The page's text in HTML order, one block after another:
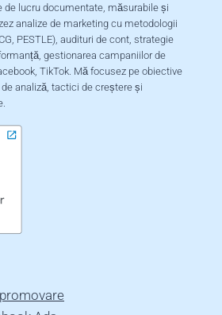
de lucru documentate, măsurabile și
analize de marketing cu metodologii
PESTLE), audituri de cont, strategie
gestionarea campaniilor de
TikTok. Mă focusez pe obiective
analiză, tactici de creștere și